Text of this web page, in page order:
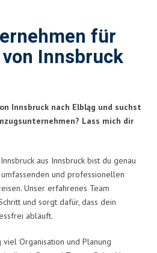
für
Innsbruck
Innsbruck nach Elbląg und suchst
Lass mich dir
aus Innsbruck bist du genau
und professionellen
Unser erfahrenes Team
und sorgt dafür, dass dein
abläuft.
viel Organisation und Planung